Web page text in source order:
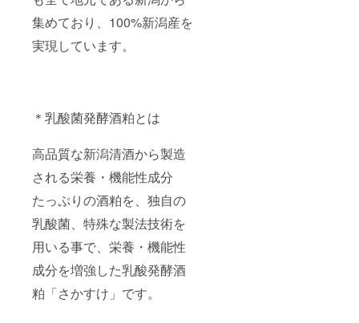
集めており、100%新潟産を
実現しています。
＊乳酸菌発酵酒粕とは
高品質な新潟清酒から製造
される栄養・機能性成分
たっぷりの酒粕を、独自の
乳酸菌、特殊な製法技術を
用いる事で、栄養・機能性
成分を増強した乳酸発酵酒
粕「さかすけ」です。